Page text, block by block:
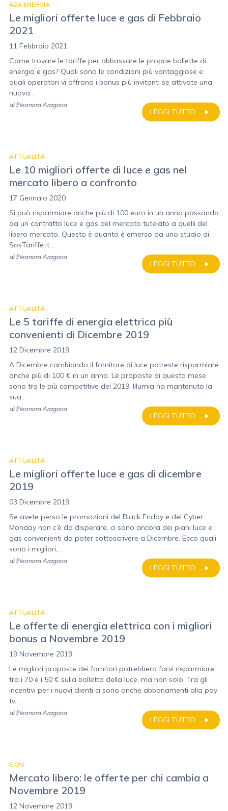
A2A ENERGIA
Le migliori offerte luce e gas di Febbraio
2021
11 Febbraio 2021
Come trovare le tariffe per abbassare le proprie bollette di
energia e gas? Quali sono le condizioni più vantaggiose e
quali operatori vi offrono i bonus più invitanti se attivate una
nuova...
LEGGI TUTTO
di Eleonora Aragona
ATTUALITÀ
Le 10 migliori offerte di luce e gas nel
mercato libero a confronto
17 Gennaio 2020
Si può risparmiare anche più di 100 euro in un anno passando
da un contratto luce e gas del mercato tutelato a quelli del
libero mercato. Questo è quanto è emerso da uno studio di
SosTariffe.it....
LEGGI TUTTO
di Eleonora Aragona
ATTUALITÀ
Le 5 tariffe di energia elettrica più
convenienti di Dicembre 2019
12 Dicembre 2019
A Dicembre cambiando il fornitore di luce potreste risparmiare
anche più di 100 € in un anno. Le proposte di questo mese
sono tra le più competitive del 2019, Illumia ha mantenuto la
sua...
LEGGI TUTTO
di Eleonora Aragona
ATTUALITÀ
Le migliori offerte luce e gas di dicembre
2019
03 Dicembre 2019
Se avete perso le promozioni del Black Friday e del Cyber
Monday non c’è da disperare, ci sono ancora dei piani luce e
gas convenienti da poter sottoscrivere a Dicembre. Ecco quali
sono i migliori,...
LEGGI TUTTO
di Eleonora Aragona
ATTUALITÀ
Le offerte di energia elettrica con i migliori
bonus a Novembre 2019
19 Novembre 2019
Le migliori proposte dei fornitori potrebbero farvi risparmiare
tra i 70 e i 50 € sulla bolletta della luce, ma non solo. Tra gli
incentivi per i nuovi clienti ci sono anche abbonamenti alla pay
tv...
LEGGI TUTTO
di Eleonora Aragona
E.ON
Mercato libero: le offerte per chi cambia a
Novembre 2019
12 Novembre 2019